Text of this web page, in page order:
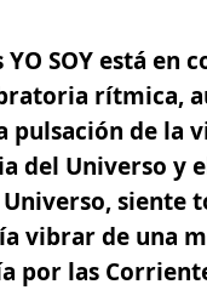
SOY está
rítmica,
pulsación de la
del Universo y
, siente
vibrar de una
por las